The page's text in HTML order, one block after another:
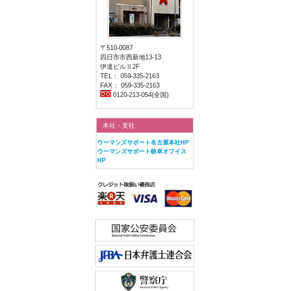
〒510-0087
四日市市西新地13-13
伊達ビルⅡ2F
TEL： 059-335-2163
FAX： 059-335-2163
0120-213-054(全国)
本社・支社
ウーマンズサポート名古屋本社HP
ウーマンズサポート岐阜オフイス
HP